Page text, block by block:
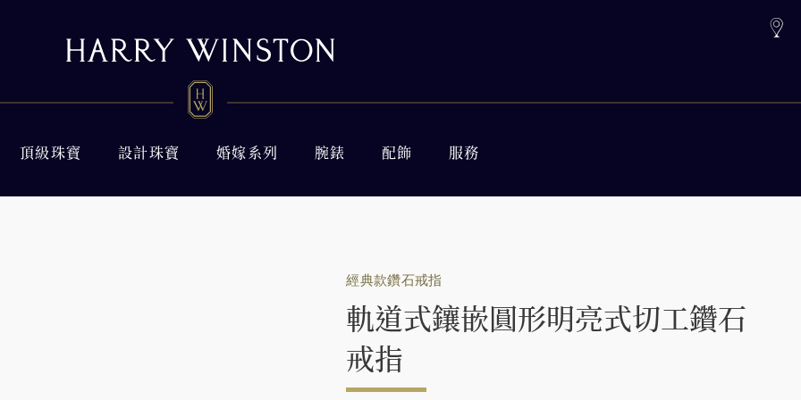
頂級珠寶 設計珠寶 婚嫁系列 腕錶 配飾 服務
經典款鑽石戒指
軌道式鑲嵌圓形明亮式切工鑽石
戒指